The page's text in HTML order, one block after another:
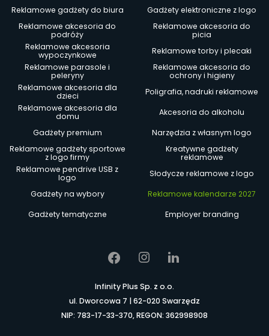
Reklamowe gadżety do biura
Gadżety elektroniczne z logo
Reklamowe akcesoria do
podróży
Reklamowe akcesoria do
picia
Reklamowe akcesoria
wypoczynkowe
Reklamowe torby i plecaki
Reklamowe parasole i
peleryny
Reklamowe akcesoria do
ochrony i higieny
Reklamowe akcesoria dla
dzieci
Poligrafia, nadruki reklamowe
Reklamowe akcesoria dla
domu
Akcesoria do alkoholu
Gadżety premium
Narzędzia z własnym logo
Reklamowe gadżety sportowe
z logo firmy
Kreatywne gadżety
reklamowe
Reklamowe pendrive USB z
logo
Słodycze reklamowe z logo
Gadżety na wybory
Reklamowe kalendarze 2027
Gadżety tematyczne
Employer branding
Infinity Plus Sp. z o.o.
ul. Dworcowa 7 | 62-020 Swarzędz
NIP: 783-17-33-370, REGON: 362998908